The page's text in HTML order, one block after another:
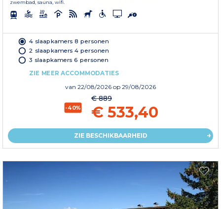
zwembad, sauna, wifi.
4 slaapkamers 8 personen
2 slaapkamers 4 personen
3 slaapkamers 6 personen
ZIE MEER ACCOMMODATIES
van 22/08/2026 op 29/08/2026
-40%
€ 889
€ 533,40
ZIE BESCHIKBAARHEID